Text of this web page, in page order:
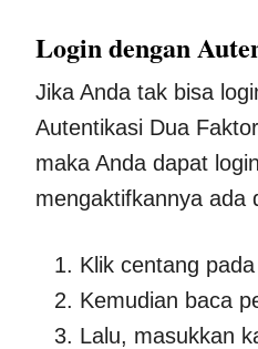
Login dengan
Jika Anda tak bisa
Autentikasi Dua
maka Anda dapat
mengaktifkannya ada
Klik centang
Kemudian baca
Lalu, masukkan